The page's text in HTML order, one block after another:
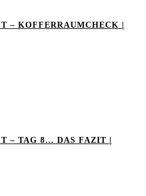
– KOFFERRAUMCHECK |
– TAG 8… DAS FAZIT |